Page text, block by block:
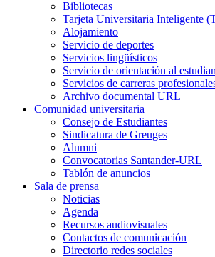
Bibliotecas
Tarjeta Universitaria Inteligente
Alojamiento
Servicio de deportes
Servicios lingüísticos
Servicio de orientación al
Servicios de carreras
Archivo documental URL
Comunidad universitaria
Consejo de Estudiantes
Sindicatura de Greuges
Alumni
Convocatorias Santander-URL
Tablón de anuncios
Sala de prensa
Noticias
Agenda
Recursos audiovisuales
Contactos de comunicación
Directorio redes sociales